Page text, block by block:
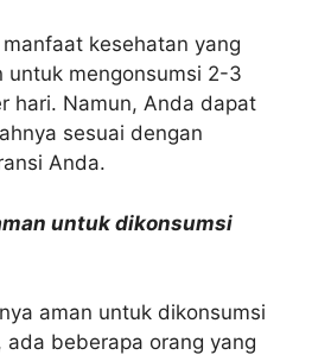
kesehatan yang
untuk mengonsumsi 2-3
hari. Namun, Anda dapat
sesuai dengan
Anda.
untuk dikonsumsi
aman untuk dikonsumsi
ada beberapa orang yang